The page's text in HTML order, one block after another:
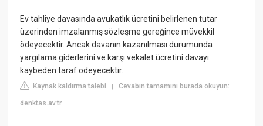
Ev tahliye davasında avukatlık ücretini belirlenen tutar
üzerinden imzalanmış sözleşme gereğince müvekkil
ödeyecektir. Ancak davanın kazanılması durumunda
yargılama giderlerini ve karşı vekalet ücretini davayı
kaybeden taraf ödeyecektir.
Kaynak kaldırma talebi |Cevabın tamamını burada okuyun:
denktas.av.tr